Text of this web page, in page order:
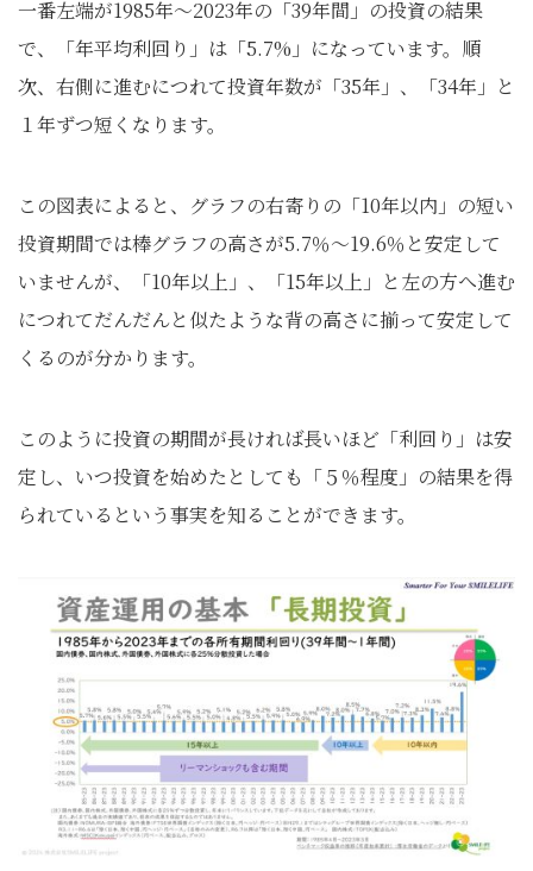
一番左端が1985年～2023年の「39年間」の投資の結果
で、「年平均利回り」は「5.7%」になっています。順
次、右側に進むにつれて投資年数が「35年」、「34年」と
１年ずつ短くなります。
この図表によると、グラフの右寄りの「10年以内」の短い
投資期間では棒グラフの高さが5.7％～19.6％と安定して
いませんが、「10年以上」、「15年以上」と左の方へ進む
につれてだんだんと似たような背の高さに揃って安定して
くるのが分かります。
このように投資の期間が長ければ長いほど「利回り」は安
定し、いつ投資を始めたとしても「５％程度」の結果を得
られているという事実を知ることができます。